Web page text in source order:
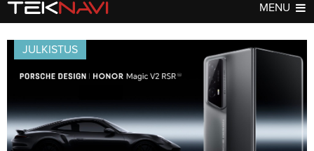
MENU
AUTOT▼
UUTISET
JULKISTUKSET
KOMMENTTI
DIGI▼
UUTISET
JULKISTUKSET
TESTIT
KOMMENTTI
VIDEOT
JULKISTUS